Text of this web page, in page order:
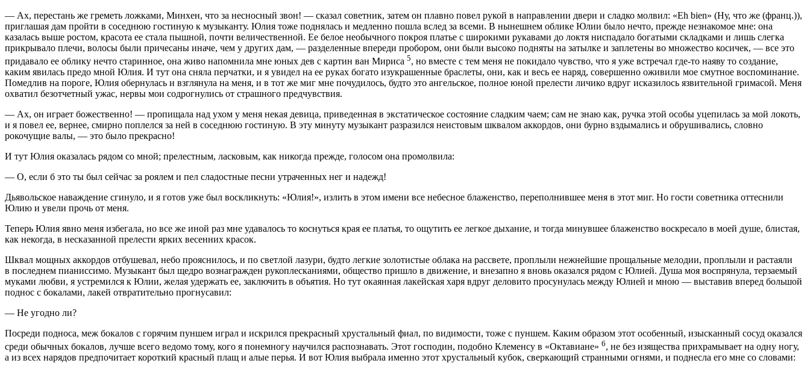
— Ах, перестань же греметь ложками, Минхен, что за несносный звон! — сказал советник, затем он плавно повел рукой в направлении двери и сладко молвил: «Eh bien» (Ну, что же (франц.)),
приглашая дам пройти в соседнюю гостиную к музыканту. Юлия тоже поднялась и медленно пошла вслед за всеми. В нынешнем облике Юлии было нечто, прежде незнакомое мне: она
казалась выше ростом, красота ее стала пышной, почти величественной. Ее белое необычного покроя платье с широкими рукавами до локтя ниспадало богатыми складками и лишь слегка
прикрывало плечи, волосы были причесаны иначе, чем у других дам, — разделенные впереди пробором, они были высоко подняты на затылке и заплетены во множество косичек, — все это
придавало ее облику нечто старинное, она живо напомнила мне юных дев с картин ван Мириса 5, но вместе с тем меня не покидало чувство, что я уже встречал где-то наяву то создание,
каким явилась предо мной Юлия. И тут она сняла перчатки, и я увидел на ее руках богато изукрашенные браслеты, они, как и весь ее наряд, совершенно оживили мое смутное воспоминание.
Помедлив на пороге, Юлия обернулась и взглянула на меня, и в тот же миг мне почудилось, будто это ангельское, полное юной прелести личико вдруг исказилось язвительной гримасой. Меня
охватил безотчетный ужас, нервы мои содрогнулись от страшного предчувствия.
— Ах, он играет божественно! — пропищала над ухом у меня некая девица, приведенная в экстатическое состояние сладким чаем; сам не знаю как, ручка этой особы уцепилась за мой локоть,
и я повел ее, вернее, смирно поплелся за ней в соседнюю гостиную. В эту минуту музыкант разразился неистовым шквалом аккордов, они бурно вздымались и обрушивались, словно
рокочущие валы, — это было прекрасно!
И тут Юлия оказалась рядом со мной; прелестным, ласковым, как никогда прежде, голосом она промолвила:
— О, если б это ты был сейчас за роялем и пел сладостные песни утраченных нег и надежд!
Дьявольское наваждение сгинуло, и я готов уже был воскликнуть: «Юлия!», излить в этом имени все небесное блаженство, переполнившее меня в этот миг. Но гости советника оттеснили
Юлию и увели прочь от меня.
Теперь Юлия явно меня избегала, но все же иной раз мне удавалось то коснуться края ее платья, то ощутить ее легкое дыхание, и тогда минувшее блаженство воскресало в моей душе, блистая,
как некогда, в несказанной прелести ярких весенних красок.
Шквал мощных аккордов отбушевал, небо прояснилось, и по светлой лазури, будто легкие золотистые облака на рассвете, проплыли нежнейшие прощальные мелодии, проплыли и растаяли
в последнем пианиссимо. Музыкант был щедро вознагражден рукоплесканиями, общество пришло в движение, и внезапно я вновь оказался рядом с Юлией. Душа моя воспрянула, терзаемый
муками любви, я устремился к Юлии, желая удержать ее, заключить в объятия. Но тут окаянная лакейская харя вдруг деловито просунулась между Юлией и мною — выставив вперед большой
поднос с бокалами, лакей отвратительно прогнусавил:
— Не угодно ли?
Посреди подноса, меж бокалов с горячим пуншем играл и искрился прекрасный хрустальный фиал, по видимости, тоже с пуншем. Каким образом этот особенный, изысканный сосуд оказался
среди обычных бокалов, лучше всего ведомо тому, кого я понемногу научился распознавать. Этот господин, подобно Клеменсу в «Октавиане» 6, не без изящества прихрамывает на одну ногу,
а из всех нарядов предпочитает короткий красный плащ и алые перья. И вот Юлия выбрала именно этот хрустальный кубок, сверкающий странными огнями, и поднесла его мне со словами: